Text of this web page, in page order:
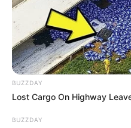
BUZZDAY
Lost Cargo On Highway
BUZZDAY